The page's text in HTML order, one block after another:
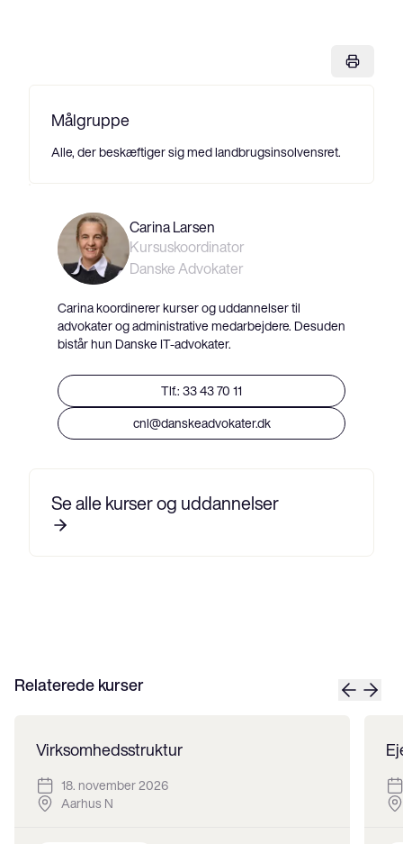
Målgruppe
Alle, der beskæftiger sig med landbrugsinsolvensret.
Carina Larsen
Kursuskoordinator
Danske Advokater
Carina koordinerer kurser og uddannelser til
advokater og administrative medarbejdere. Desuden
bistår hun Danske IT-advokater.
Tlf.: 33 43 70 11
cnl@danskeadvokater.dk
Se alle kurser og uddannelser
Relaterede kurser
Virksomhedsstruktur
18. november 2026
Aarhus N